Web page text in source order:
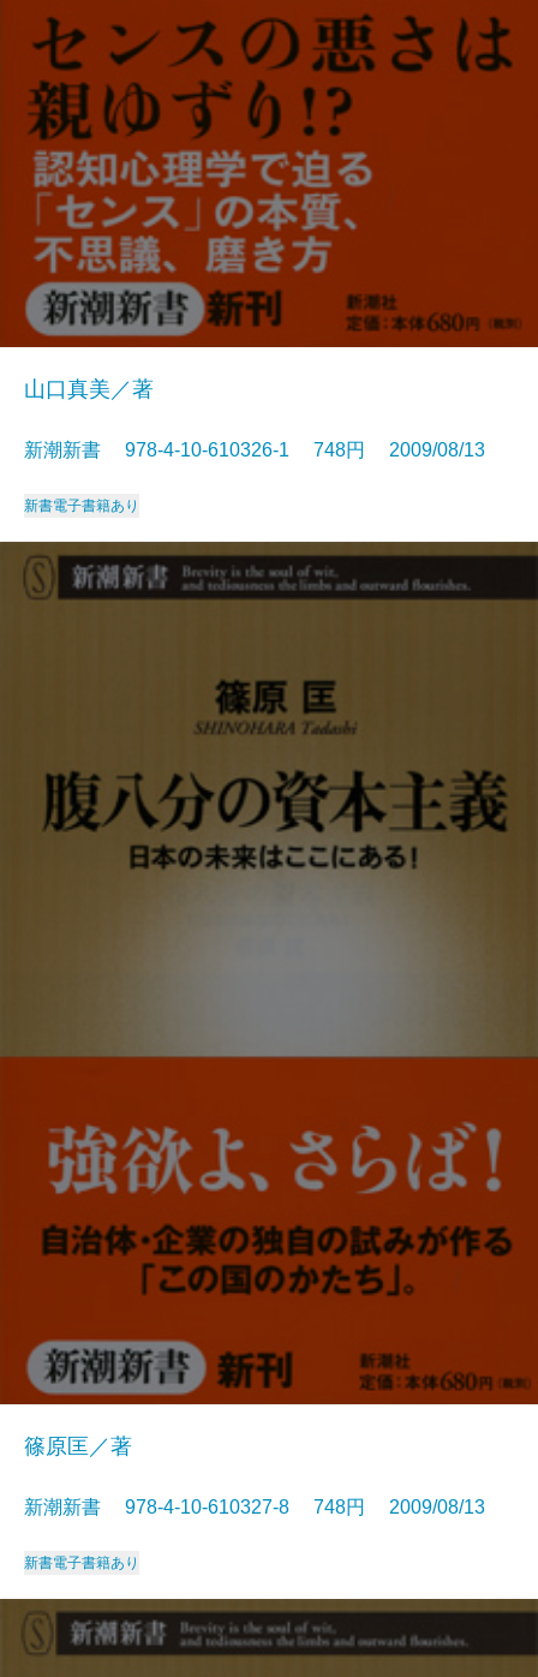
山口真美／著
新潮新書 978-4-10-610326-1 748円 2009/08/13
新書電子書籍あり
篠原匡／著
新潮新書 978-4-10-610327-8 748円 2009/08/13
新書電子書籍あり